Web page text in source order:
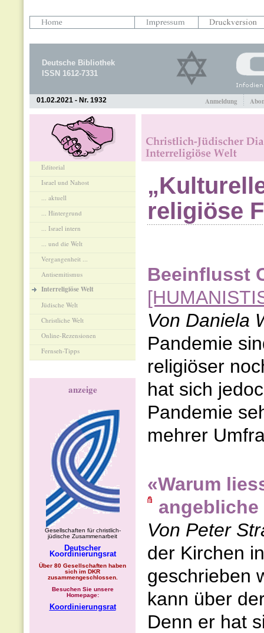
Deutsche Bibliothek
ISSN 1612-7331
01.02.2021 - Nr. 1932 Anmeldung
Editorial
Israel und Nahost
... aktuell
... Hintergrund
... Israel intern
... und die Welt
Vergangenheit ...
Antisemitismus
Interreligiöse Welt
Jüdische Welt
Christliche Welt
Online-Rezensionen
Fernseh-Tipps
anzeige
Gesellschaften für christlich-
jüdische Zusammenarbeit
Deutscher
Koordinierungsrat
Über 80 Gesellschaften haben
sich im DKR
zusammengeschlossen.
Besuchen Sie unsere
Homepage:
Koordinierungsrat
religiöse
Beeinflusst
Von Daniela
Pandemie
religiöser
hat sich
Pandemie
mehrer
«Warum
Von Peter
der Kirchen
geschrieben
kann über
Denn er hat